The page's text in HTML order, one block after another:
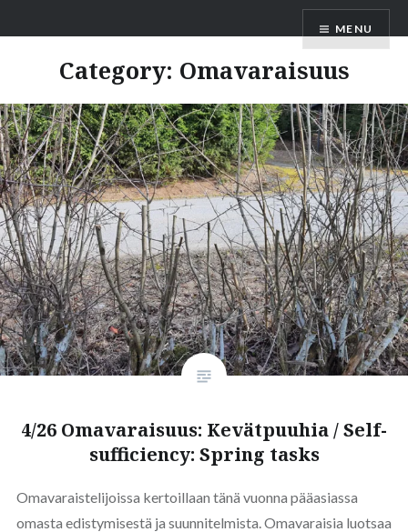
to
MENU
Category: Omavaraisuus
4/26 Omavaraisuus: Kevätpuuhia / Self-
sufficiency: Spring tasks
Omavaraistelijoissa kertoillaan tänä vuonna pääasiassa
omasta edistymisestä ja suunnitelmista. Omavaraisia luotsaa